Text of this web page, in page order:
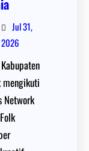
Jul 31,
2026
mengikuti
Network